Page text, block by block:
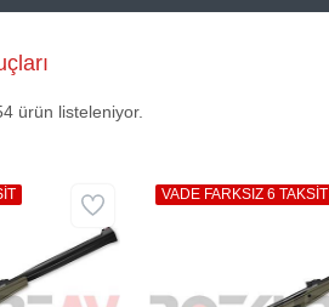
ürün listeleniyor.
VADE FARKSIZ 6 TAKSİT